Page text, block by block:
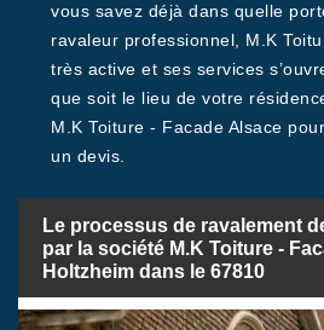
vous savez déjà dans quelle
ravaleur professionnel, M.K
très active et ses services
que soit le lieu de votre
M.K Toiture - Facade Alsace
un devis.
Le processus de ravalement
par la société M.K Toiture -
Holtzheim dans le 67810